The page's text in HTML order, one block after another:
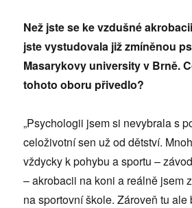
Než jste se ke vzdušné
jste vystudovala již zmíněnou
Masarykovy university v Brně.
tohoto oboru přivedlo?
„Psychologii jsem si nevybrala s
celoživotní sen už od dětství.
vždycky k pohybu a sportu –
– akrobacii na koni a reálně jsem
na sportovní škole. Zároveň tu